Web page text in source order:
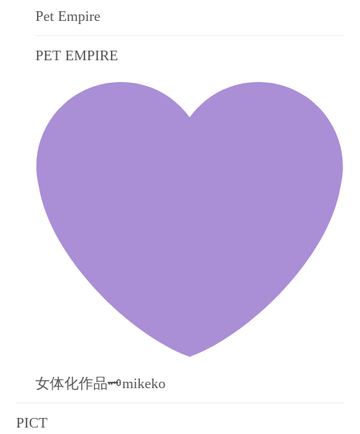
Pet Empire
PET EMPIRE
女体化作品🗝mikeko
PICT